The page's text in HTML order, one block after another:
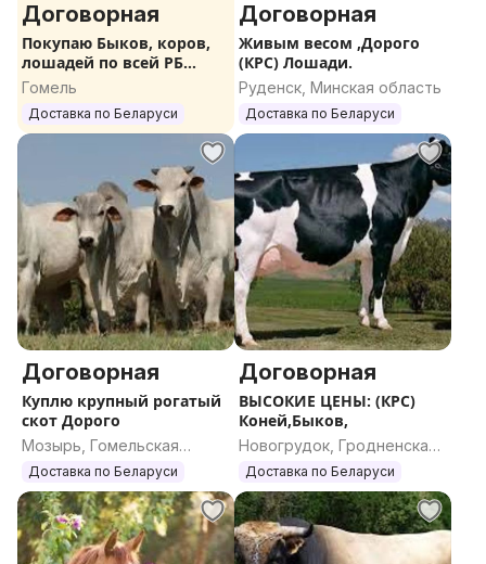
Договорная
Покупаю Быков, коров,
лошадей по всей РБ
ДОРОГО
Гомель
Доставка по Беларуси
Договорная
Живым весом ,Дорого
(КРС) Лошади.
Руденск, Минская область
Доставка по Беларуси
Договорная
Куплю крупный рогатый
скот Дорого
Мозырь, Гомельская
область
Доставка по Беларуси
Договорная
ВЫСОКИЕ ЦЕНЫ: (КРС)
Коней,Быков,
Новогрудок, Гродненская
область
Доставка по Беларуси